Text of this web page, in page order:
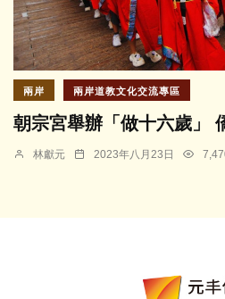
兩岸 兩岸道教文化交流專區
朝宗宮舉辦「做十六歲」
林獻元 2023年八月23日